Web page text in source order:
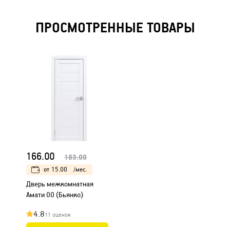
ПРОСМОТРЕННЫЕ ТОВАРЫ
166.00 183.00
от 15.00 /мес.
Дверь межкомнатная
Амати 00 (Бьянко)
4.811 оценок